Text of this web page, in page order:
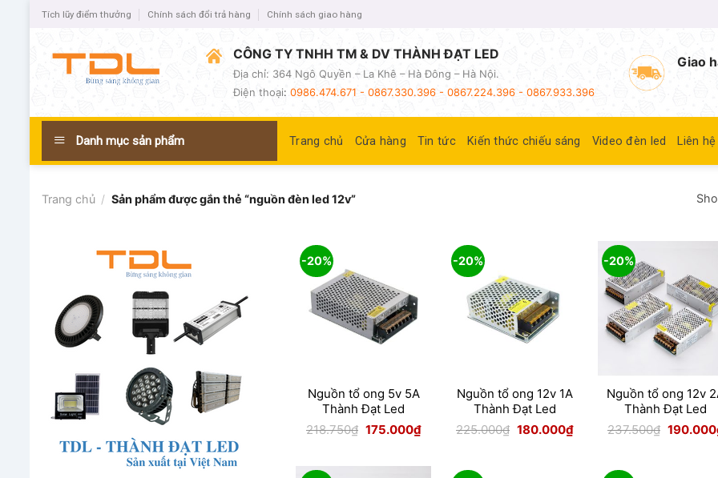
Tích lũy điểm thưởng Chính sách đổi trả hàng Chính sách giao hàng
CÔNG TY TNHH TM & DV THÀNH ĐẠT LED
Địa chỉ: 364 Ngô Quyền – La Khê – Hà Đông – Hà Nội.
Điện thoại: 0986.474.671 - 0867.330.396 - 0867.224.396 - 0867.933.396
Giao
Danh mục sản phẩm Trang chủ Cửa hàng Tin tức Kiến thức chiếu sáng Video đèn led Liên hệ
Trang chủ / Sản phẩm được gắn thẻ “nguồn đèn led 12v”
-20%
Nguồn tổ ong 5v 5A
Thành Đạt Led
218.750₫ Giá
gốc
175.000₫Giá
hiện
175.000₫.
-20%
Nguồn tổ ong 12v 1A
Thành Đạt Led
225.000₫ Giá
gốc
180.000₫Giá
hiện
-20%
Nguồn tổ ong 12v
Thành Đạt Led
237.500₫ Giá
gốc
190.000